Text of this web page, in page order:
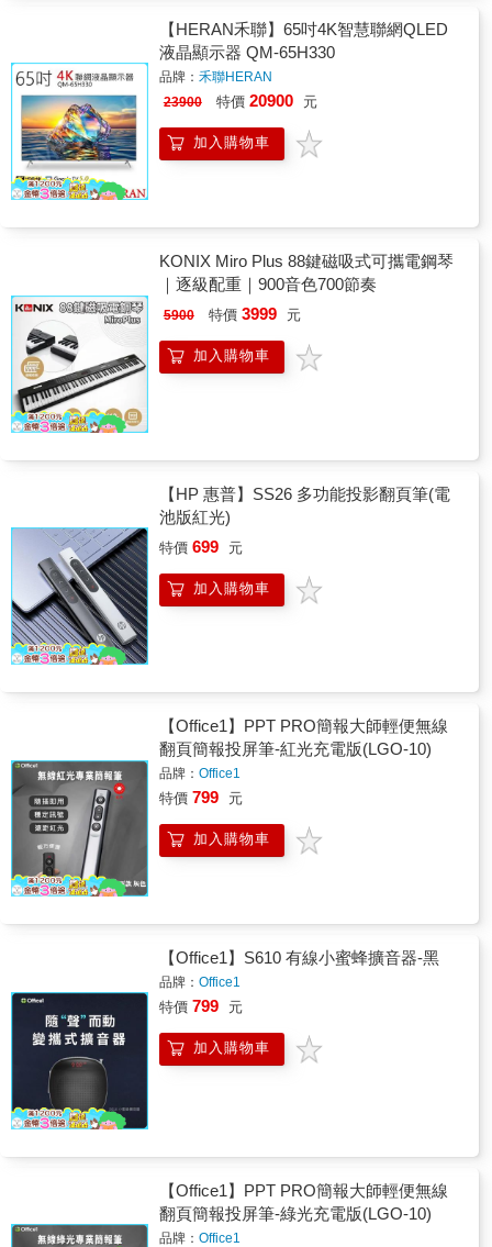
【HERAN禾聯】65吋4K智慧聯網QLED
液晶顯示器 QM-65H330
品牌： 禾聯HERAN
23900
特價 20900 元
加入購物車
KONIX Miro Plus 88鍵磁吸式可攜電鋼琴
｜逐級配重｜900音色700節奏
5900 特價 3999 元
加入購物車
【HP 惠普】SS26 多功能投影翻頁筆(電
池版紅光)
特價 699 元
加入購物車
【Office1】PPT PRO簡報大師輕便無線
翻頁簡報投屏筆-紅光充電版(LGO-10)
品牌： Office1
特價 799 元
加入購物車
【Office1】S610 有線小蜜蜂擴音器-黑
品牌： Office1
特價 799 元
加入購物車
【Office1】PPT PRO簡報大師輕便無線
翻頁簡報投屏筆-綠光充電版(LGO-10)
品牌： Office1